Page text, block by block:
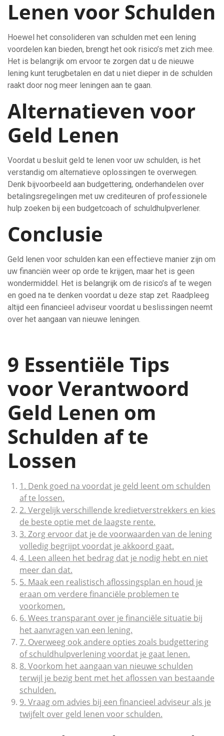
Lenen voor Schulden
Hoewel het consolideren van schulden met een lening
voordelen kan bieden, brengt het ook risico’s met zich mee.
Het is belangrijk om ervoor te zorgen dat u de nieuwe
lening kunt terugbetalen en dat u niet dieper in de schulden
raakt door nog meer leningen aan te gaan.
Alternatieven voor
Geld Lenen
Voordat u besluit geld te lenen voor uw schulden, is het
verstandig om alternatieve oplossingen te overwegen.
Denk bijvoorbeeld aan budgettering, onderhandelen over
betalingsregelingen met uw crediteuren of professionele
hulp zoeken bij een budgetcoach of schuldhulpverlener.
Conclusie
Geld lenen voor schulden kan een effectieve manier zijn om
uw financiën weer op orde te krijgen, maar het is geen
wondermiddel. Het is belangrijk om de risico’s af te wegen
en goed na te denken voordat u deze stap zet. Raadpleeg
altijd een financieel adviseur voordat u beslissingen neemt
over het aangaan van nieuwe leningen.
9 Essentiële Tips
voor Verantwoord
Geld Lenen om
Schulden af te
Lossen
1. Denk goed na voordat je geld leent om schulden
af te lossen.
2. Vergelijk verschillende kredietverstrekkers en kies
de beste optie met de laagste rente.
3. Zorg ervoor dat je de voorwaarden van de lening
volledig begrijpt voordat je akkoord gaat.
4. Leen alleen het bedrag dat je nodig hebt en niet
meer dan dat.
5. Maak een realistisch aflossingsplan en houd je
eraan om verdere financiële problemen te
voorkomen.
6. Wees transparant over je financiële situatie bij
het aanvragen van een lening.
7. Overweeg ook andere opties zoals budgettering
of schuldhulpverlening voordat je gaat lenen.
8. Voorkom het aangaan van nieuwe schulden
terwijl je bezig bent met het aflossen van bestaande
schulden.
9. Vraag om advies bij een financieel adviseur als je
twijfelt over geld lenen voor schulden.